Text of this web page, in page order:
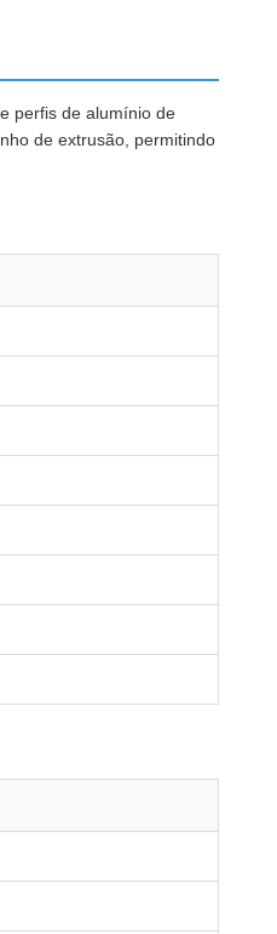
perfis de alumínio de
de extrusão, permitindo